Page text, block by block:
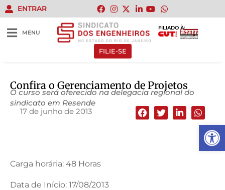
Abrir
ENTRAR
MENU
FILIADO À:
FILIE-SE
Confira o Gerenciamento de Projetos
O curso será oferecido na delegacia regional do
sindicato em Resende
17 de junho de 2013
Carga horária: 48 Horas
Data de Início: 17/08/2013